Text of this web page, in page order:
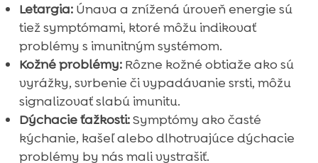
Letargia:Únava a znížená úroveň energie sú
tiež symptómami, ktoré môžu indikovať
problémy s imunitným systémom.
Kožné problémy:Rôzne kožné obtiaže ako sú
vyrážky, svrbenie či vypadávanie srsti, môžu
signalizovať slabú imunitu.
Dýchacie ťažkosti:Symptómy ako časté
kýchanie, kašeľ alebo dlhotrvajúce dýchacie
problémy by nás mali vystrašiť.